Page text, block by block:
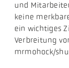
und
keine
ein wichtiges
Verbreitung
mrmohock/